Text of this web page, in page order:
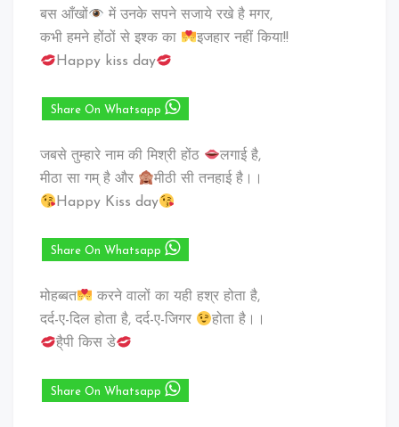
बस आँखों
में उनके सपने सजाये रखे है मगर,
कभी हमने होंठों से इश्क का
इजहार नहीं किया!!
Happy kiss day
Share On Whatsapp
जबसे तुम्हारे नाम की मिश्री होंठ
लगाई है,
मीठा सा गम् है और
मीठी सी तनहाई है।।
Happy Kiss day
Share On Whatsapp
मोहब्बत
करने वालों का यही हश्र होता है,
दर्द-ए-दिल होता है, दर्द-ए-जिगर
होता है।।
है्पी किस डे
Share On Whatsapp